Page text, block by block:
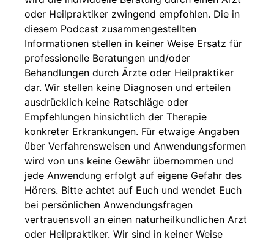
oder Heilpraktiker zwingend empfohlen. Die in
diesem Podcast zusammengestellten
Informationen stellen in keiner Weise Ersatz für
professionelle Beratungen und/oder
Behandlungen durch Ärzte oder Heilpraktiker
dar. Wir stellen keine Diagnosen und erteilen
ausdrücklich keine Ratschläge oder
Empfehlungen hinsichtlich der Therapie
konkreter Erkrankungen. Für etwaige Angaben
über Verfahrensweisen und Anwendungsformen
wird von uns keine Gewähr übernommen und
jede Anwendung erfolgt auf eigene Gefahr des
Hörers. Bitte achtet auf Euch und wendet Euch
bei persönlichen Anwendungsfragen
vertrauensvoll an einen naturheilkundlichen Arzt
oder Heilpraktiker. Wir sind in keiner Weise